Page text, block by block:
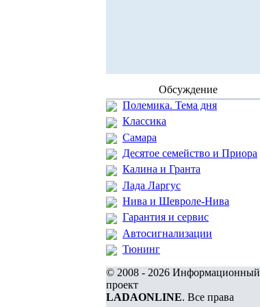
Обсуждение
Полемика. Тема дня
Классика
Самара
Десятое семейство и Приора
Калина и Гранта
Лада Ларгус
Нива и Шевроле-Нива
Гарантия и сервис
Автосигнализации
Тюнинг
© 2008 - 2026 Информационный
проект
LADAONLINE. Все права